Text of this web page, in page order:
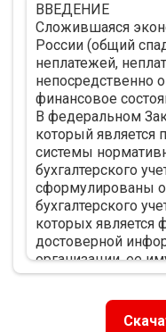
1.5. Обоснование
моделирования
2. Практическая
2.1
2.2 Постановка
2.3 Обоснование
Анализирующего
2.4 Исходные
помощью
2.5 Построение
программе
2.6 Решение с
ЗАКЛЮЧЕНИЕ 95
ВВЕДЕНИЕ
Сложившаяся
России (общий
неплатежей,
непосредственно
финансовое
В федеральном
который является
системы
бухгалтерского
сформулированы
бухгалтерского
которых является
достоверной
организации, ее
внутренних и
собственников,